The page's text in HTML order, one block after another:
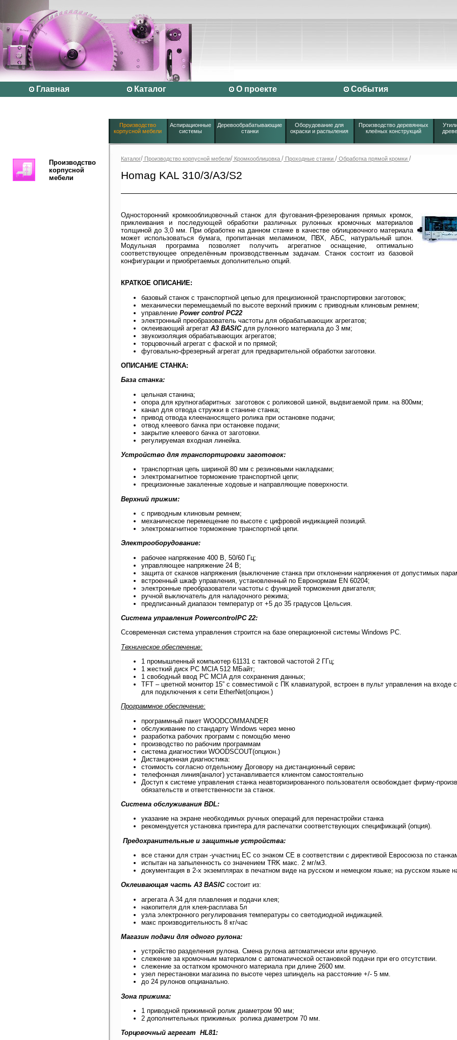
Главная Каталог О проекте События
Производство
корпусной мебели
Аспирационные
системы
Деревообрабатывающие
станки
Оборудование для
окраски и распыления
Производство деревянных
клеёных конструкций
Производство
корпусной
мебели
Каталог/ Производство корпусной мебели/ Кромкооблицовка / Проходные станки / Обработка прямой кромки /
Homag KAL 310/3/A3/S2
Односторонний кромкооблицовочный станок для фугования-фрезерования прямых кромок,
приклеивания и последующей обработки различных рулонных кромочных материалов
толщиной до 3,0 мм. При обработке на данном станке в качестве облицовочного материала
может использоваться бумага, пропитанная меламином, ПВХ, АБС, натуральный шпон.
Модульная программа позволяет получить агрегатное оснащение, оптимально
соответствующее определённым производственным задачам. Станок состоит из базовой
конфигурации и приобретаемых дополнительно опций.
КРАТКОЕ ОПИСАНИЕ:
базовый станок с транспортной цепью для прецизионной транспортировки заготовок;
механически перемещаемый по высоте верхний прижим с приводным клиновым ремнем;
управление Power control PC22
электронный преобразователь частоты для обрабатывающих агрегатов;
оклеивающий агрегат А3 BASICдля рулонного материала до 3 мм;
звукоизоляция обрабатывающих агрегатов;
торцовочный агрегат с фаской и по прямой;
фуговально-фрезерный агрегат для предварительной обработки заготовки.
ОПИСАНИЕ СТАНКА:
База станка:
цельная станина;
опора для крупногабаритных заготовок с роликовой шиной, выдвигаемой прим. на 800мм;
канал для отвода стружки в станине станка;
привод отвода клеенаносящего ролика при остановке подачи;
отвод клеевого бачка при остановке подачи;
закрытие клеевого бачка от заготовки.
регулируемая входная линейка.
Устройство для транспортировки заготовок:
транспортная цепь шириной 80 мм с резиновыми накладками;
электромагнитное торможение транспортной цепи;
прецизионные закаленные ходовые и направляющие поверхности.
Верхний прижим:
с приводным клиновым ремнем;
механическое перемещение по высоте с цифровой индикацией позиций.
электромагнитное торможение транспортной цепи.
Электрооборудование:
рабочее напряжение 400 В, 50/60 Гц;
управляющее напряжение 24 В;
защита от скачков напряжения (выключение станка при отклонении напряжения от допустимых
встроенный шкаф управления, установленный по Евронормам EN 60204;
электронные преобразователи частоты с функцией торможения двигателя;
ручной выключатель для наладочного режима;
предписанный диапазон температур от +5 до 35 градусов Цельсия.
Система управления PowercontrolPC 22:
Cсовременная система управления строится на базе операционной системы Windows PC.
Техническое обеспечение:
1 промышленный компьютер 61131 с тактовой частотой 2 ГГц;
1 жесткий диск PC MCIA 512 MБайт;
1 свободный ввод PC MCIA для сохранения данных;
TFT – цветной монитор 15” c совместимой с ПК клавиатурой, встроен в пульт управления на входе
для подключения к сети EtherNet(опцион.)
Программное обеспечение:
программный пакет WOODCOMMANDER
обслуживание по стандарту Windows через меню
разработка рабочих программ с помощбю меню
производство по рабочим программам
система диагностики WOODSCOUT(опцион.)
Дистанционная диагностика:
стоимость согласно отдельному Договору на дистанционный сервис
телефонная линия(аналог) устанавливается клиентом самостоятельно
Доступ к системе управления станка неавторизированного пользователя освобождает фирму-
обязательств и ответственности за станок.
Система обслуживания BDL:
указание на экране необходимых ручных операций для перенастройки станка
рекомендуется установка принтера для распечатки соответствующих спецификаций (опция).
Предохранительные и защитные устройства:
все станки для стран -участниц ЕС со знаком СЕ в соответствии с директивой Евросоюза по
испытан на запыленность со значением TRK макс. 2 мг/мЗ.
документация в 2-х экземплярах в печатном виде на русском и немецком языке; на русском языке
Оклеивающая часть A3 BASICсостоит из:
агрегата A 34 для плавления и подачи клея;
накопителя для клея-расплава 5л
узла электронного регулирования температуры со светодиодной индикацией.
макс производительность 8 кг/час
Магазин подачи для одного рулона:
устройство разделения рулона. Смена рулона автоматически или вручную.
слежение за кромочным материалом с автоматической остановкой подачи при его отсутствии.
слежение за остатком кромочного материала при длине 2600 мм.
узел перестановки магазина по высоте через шпиндель на расстояние +/- 5 мм.
до 24 рулонов опцианально.
Зона прижима:
1 приводной прижимной ролик диаметром 90 мм;
2 дополнительных прижимных ролика диаметром 70 мм.
Торцовочный агрегат HL81: